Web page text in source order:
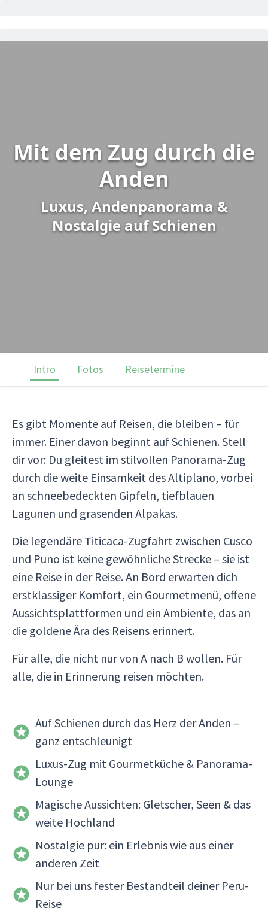
Mit dem Zug durch die
Anden
Luxus, Andenpanorama &
Nostalgie auf Schienen
Intro Fotos Reisetermine
Es gibt Momente auf Reisen, die bleiben – für
immer. Einer davon beginnt auf Schienen. Stell
dir vor: Du gleitest im stilvollen Panorama-Zug
durch die weite Einsamkeit des Altiplano, vorbei
an schneebedeckten Gipfeln, tiefblauen
Lagunen und grasenden Alpakas.
Die legendäre Titicaca-Zugfahrt zwischen Cusco
und Puno ist keine gewöhnliche Strecke – sie ist
eine Reise in der Reise. An Bord erwarten dich
erstklassiger Komfort, ein Gourmetmenü, offene
Aussichtsplattformen und ein Ambiente, das an
die goldene Ära des Reisens erinnert.
Für alle, die nicht nur von A nach B wollen. Für
alle, die in Erinnerung reisen möchten.
Auf Schienen durch das Herz der Anden –
ganz entschleunigt
Luxus-Zug mit Gourmetküche & Panorama-
Lounge
Magische Aussichten: Gletscher, Seen & das
weite Hochland
Nostalgie pur: ein Erlebnis wie aus einer
anderen Zeit
Nur bei uns fester Bestandteil deiner Peru-
Reise